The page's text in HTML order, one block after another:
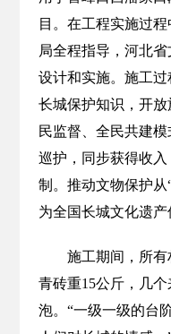
目。在工程实施过
局全程指导，河北
设计和实施。施工
长城保护知识，开
民监督、全民共建
巡护，同步获得收
制。推动文物保护从
为全国长城文化遗产
施工期间，所有
青砖重15公斤，几
泡。“一级一级的台